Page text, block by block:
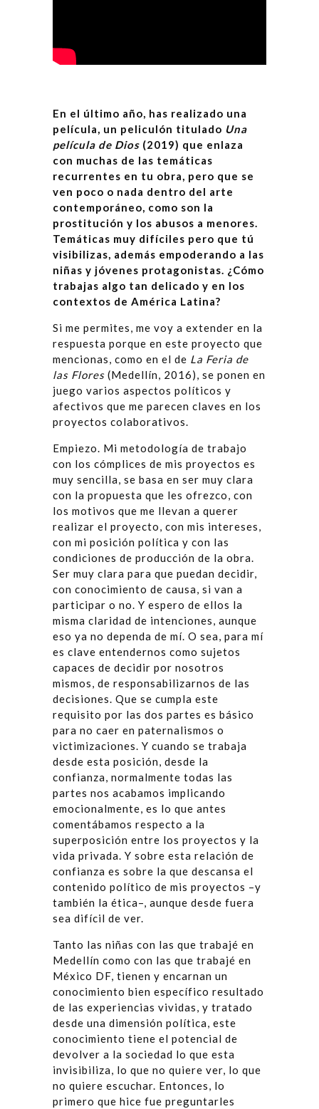
En el último año, has realizado una
película, un peliculón titulado Una
película de Dios (2019) que enlaza
con muchas de las temáticas
recurrentes en tu obra, pero que se
ven poco o nada dentro del arte
contemporáneo, como son la
prostitución y los abusos a menores.
Temáticas muy difíciles pero que tú
visibilizas, además empoderando a las
niñas y jóvenes protagonistas. ¿Cómo
trabajas algo tan delicado y en los
contextos de América Latina?
Si me permites, me voy a extender en la
respuesta porque en este proyecto que
mencionas, como en el de La Feria de
las Flores (Medellín, 2016), se ponen en
juego varios aspectos políticos y
afectivos que me parecen claves en los
proyectos colaborativos.
Empiezo. Mi metodología de trabajo
con los cómplices de mis proyectos es
muy sencilla, se basa en ser muy clara
con la propuesta que les ofrezco, con
los motivos que me llevan a querer
realizar el proyecto, con mis intereses,
con mi posición política y con las
condiciones de producción de la obra.
Ser muy clara para que puedan decidir,
con conocimiento de causa, si van a
participar o no. Y espero de ellos la
misma claridad de intenciones, aunque
eso ya no dependa de mí. O sea, para mí
es clave entendernos como sujetos
capaces de decidir por nosotros
mismos, de responsabilizarnos de las
decisiones. Que se cumpla este
requisito por las dos partes es básico
para no caer en paternalismos o
victimizaciones. Y cuando se trabaja
desde esta posición, desde la
confianza, normalmente todas las
partes nos acabamos implicando
emocionalmente, es lo que antes
comentábamos respecto a la
superposición entre los proyectos y la
vida privada. Y sobre esta relación de
confianza es sobre la que descansa el
contenido político de mis proyectos –y
también la ética–, aunque desde fuera
sea difícil de ver.
Tanto las niñas con las que trabajé en
Medellín como con las que trabajé en
México DF, tienen y encarnan un
conocimiento bien específico resultado
de las experiencias vividas, y tratado
desde una dimensión política, este
conocimiento tiene el potencial de
devolver a la sociedad lo que esta
invisibiliza, lo que no quiere ver, lo que
no quiere escuchar. Entonces, lo
primero que hice fue preguntarles